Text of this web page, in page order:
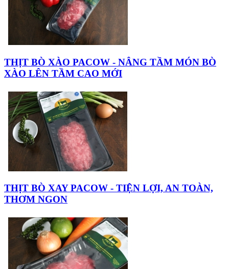
THỊT BÒ XÀO PACOW - NÂNG TẦM MÓN BÒ
XÀO LÊN TẦM CAO MỚI
THỊT BÒ XAY PACOW - TIỆN LỢI, AN TOÀN,
THƠM NGON